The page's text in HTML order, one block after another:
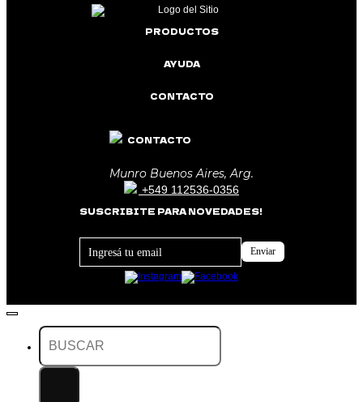
PRODUCTOS
AYUDA
CONTACTO
CONTACTO
Munro Buenos Aires, Arg.
+549 112536-0356
SUSCRIBITE PARA NOVEDADES!
Footer
Newsletter
Enviar
Buscar
por: